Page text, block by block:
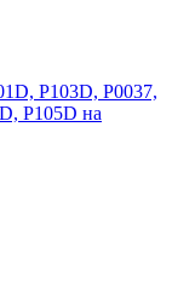
P103D, P0037,
P105D на